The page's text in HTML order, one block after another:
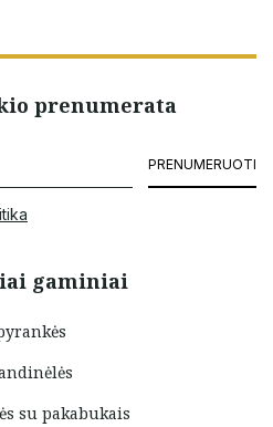
gaminiai
su pakabukais
prenumerata
PRENUMERUOTI